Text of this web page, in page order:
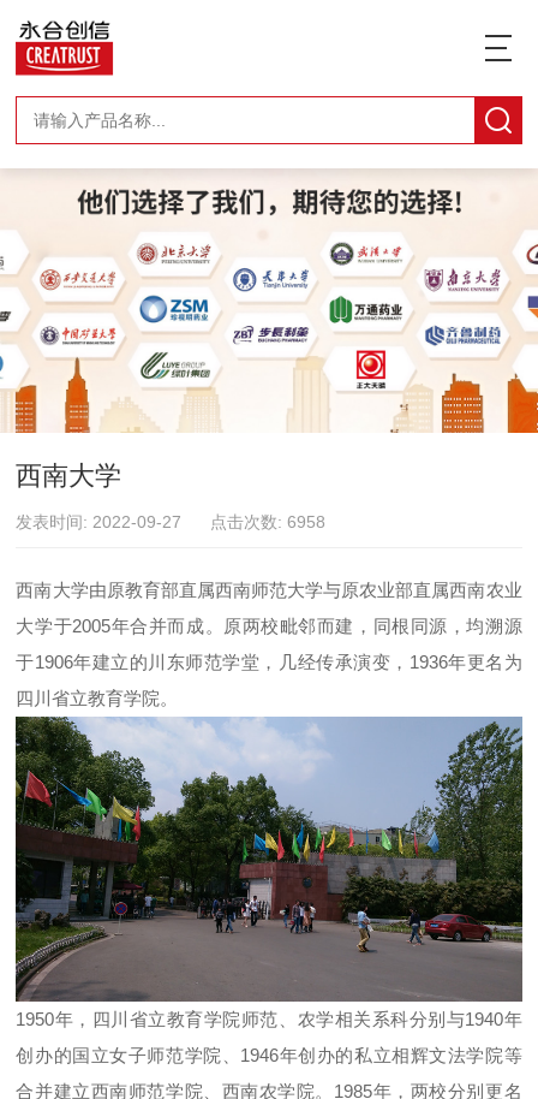
西南大学
发表时间: 2022-09-27 点击次数: 6958
西南大学由原教育部直属西南师范大学与原农业部直属西南农业
大学于2005年合并而成。原两校毗邻而建，同根同源，均溯源
于1906年建立的川东师范学堂，几经传承演变，1936年更名为
四川省立教育学院。
1950年，四川省立教育学院师范、农学相关系科分别与1940年
创办的国立女子师范学院、1946年创办的私立相辉文法学院等
合并建立西南师范学院、西南农学院。1985年，两校分别更名